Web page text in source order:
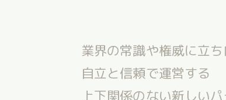
上下関係のない新しいパ